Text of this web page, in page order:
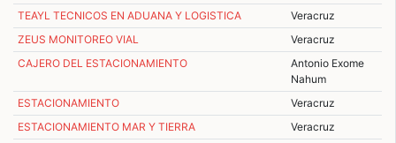
TEAYL TECNICOS EN ADUANA Y LOGISTICA
Veracruz
ZEUS MONITOREO VIAL
Veracruz
CAJERO DEL ESTACIONAMIENTO
Antonio Exome
Nahum
ESTACIONAMIENTO
Veracruz
ESTACIONAMIENTO MAR Y TIERRA
Veracruz